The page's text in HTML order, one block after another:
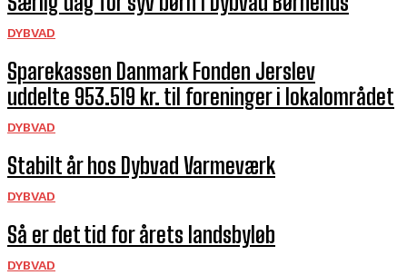
DYBVAD
Sparekassen Danmark Fonden Jerslev
uddelte 953.519 kr. til foreninger i lokalområdet
DYBVAD
Stabilt år hos Dybvad Varmeværk
DYBVAD
Så er det tid for årets landsbyløb
DYBVAD